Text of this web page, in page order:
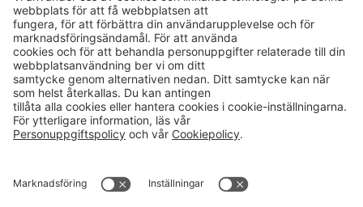
Karriär
Verksamheter